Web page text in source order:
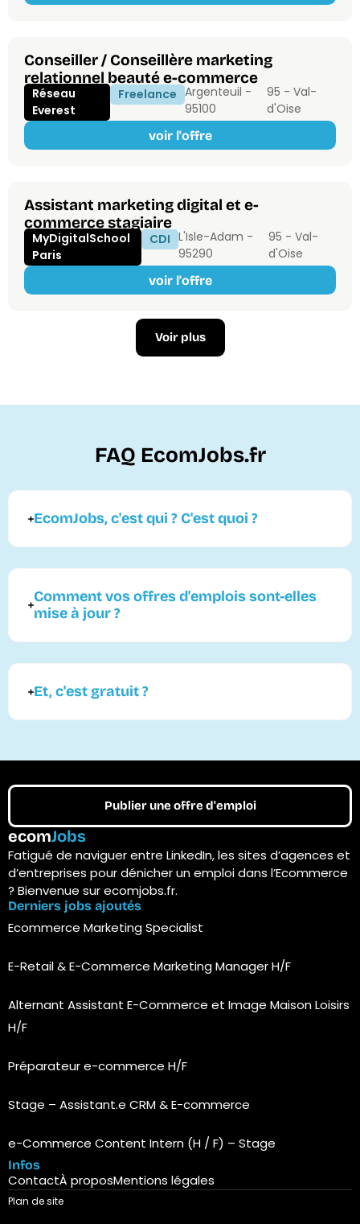
Conseiller / Conseillère marketing
relationnel beauté e-commerce
Réseau
Everest
Freelance Argenteuil -
95100
95 - Val-
d'Oise
voir l'offre
Assistant marketing digital et e-
commerce stagiaire
MyDigitalSchool
Paris
CDI L'Isle-Adam -
95290
95 - Val-
d'Oise
voir l'offre
Voir plus
FAQ EcomJobs.fr
EcomJobs, c'est qui ? C'est quoi ?
Comment vos offres d'emplois sont-elles
mise à jour ?
Et, c'est gratuit ?
ecomJobs
Fatigué de naviguer entre LinkedIn, les sites d’agences et
d’entreprises pour dénicher un emploi dans l’Ecommerce
? Bienvenue sur ecomjobs.fr.
Publier une offre d'emploi
Infos
ContactÀ proposMentions légales
Derniers jobs ajoutés
Ecommerce Marketing Specialist
E-Retail & E-Commerce Marketing Manager H/F
Alternant Assistant E-Commerce et Image Maison Loisirs
H/F
Préparateur e-commerce H/F
Stage – Assistant.e CRM & E-commerce
e-Commerce Content Intern (H / F) – Stage
Plan de site